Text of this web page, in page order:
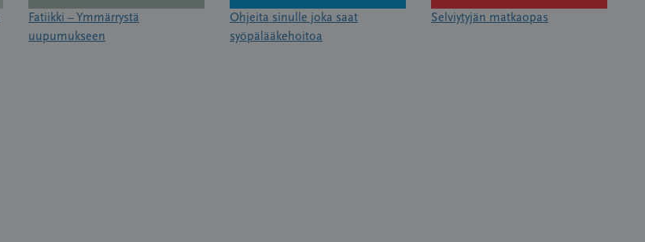
Fatiikki – Ymmärrystä
uupumukseen
Ohjeita sinulle joka saat
syöpälääkehoitoa
Selviytyjän matkaopas